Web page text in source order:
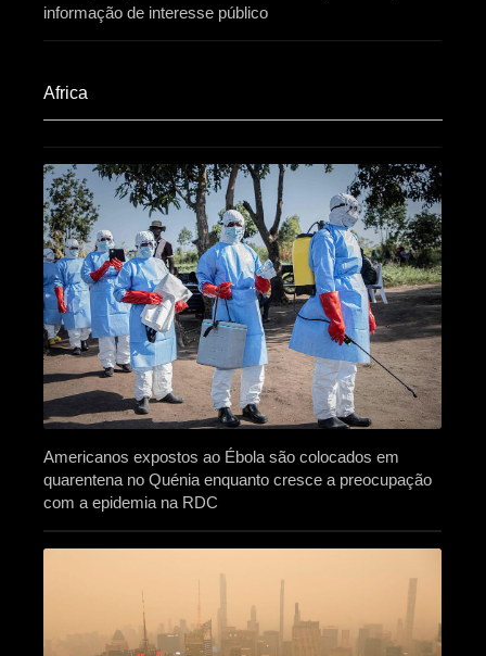
informação de interesse público
Africa​
Americanos expostos ao Ébola são colocados em
quarentena no Quénia enquanto cresce a preocupação
com a epidemia na RDC